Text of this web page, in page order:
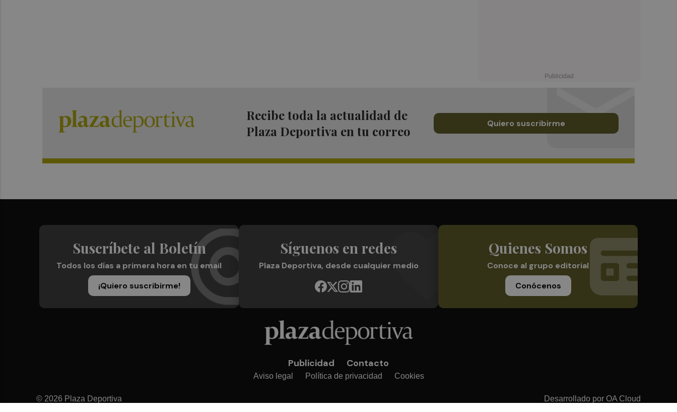
Recibe toda la actualidad de
Plaza Deportiva en tu correo
Quiero suscribirme
Suscríbete al Boletín
Todos los días a primera hora en tu email
¡Quiero suscribirme!
Síguenos en redes
Plaza Deportiva, desde cualquier medio
Quienes Somos
Conoce al grupo editorial
Conócenos
Publicidad Contacto
Aviso legal Política de privacidad Cookies
© 2026 Plaza Deportiva Desarrollado por OA Cloud